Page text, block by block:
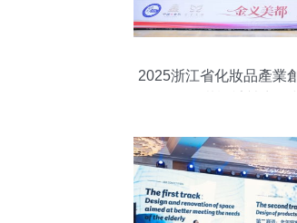
2025浙江省化妝品產業